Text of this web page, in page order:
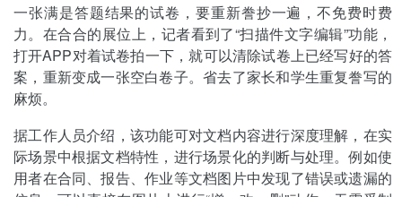
一张满是答题结果的试卷，要重新誊抄一遍，不免费时费
力。在合合的展位上，记者看到了“扫描件文字编辑”功能，
打开APP对着试卷拍一下，就可以清除试卷上已经写好的答
案，重新变成一张空白卷子。省去了家长和学生重复誊写的
麻烦。
据工作人员介绍，该功能可对文档内容进行深度理解，在实
际场景中根据文档特性，进行场景化的判断与处理。例如使
用者在合同、报告、作业等文档图片中发现了错误或遗漏的